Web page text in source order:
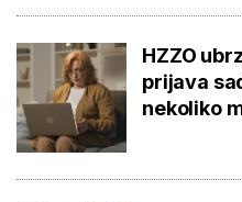
HZZO
prijava
nekoliko